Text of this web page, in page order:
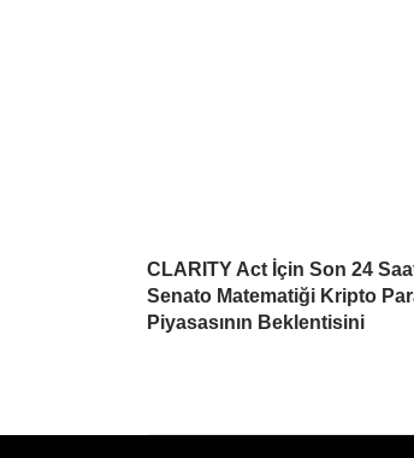
CLARITY Act İçin Son 24
Senato Matematiği Kripto
Piyasasının Beklentisini